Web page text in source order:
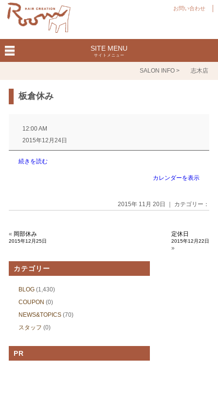
お問い合わせ
SITE MENU
サイトメニュー
SALON INFO > 志木店
板倉休み
12:00 AM
2015年12月24日
続きを読む
カレンダーを表示
2015年 11月 20日 ｜ カテゴリー：
« 岡部休み
2015年12月25日
定休日
2015年12月22日
»
カテゴリー
BLOG(1,430)
COUPON (0)
NEWS&TOPICS(70)
スタッフ (0)
PR